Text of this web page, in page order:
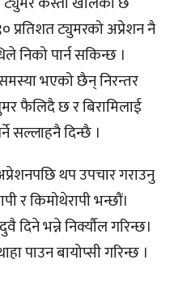
प्रतिशत ट्युमरको अप्रेशन नै
निको पार्न सकिन्छ ।
भएको छैन् निरन्तर
फैलिदै छ र बिरामिलाई
सल्लाहनै दिन्छै ।
थप उपचार गराउनु
र किमोथेरापी भन्छौं।
भन्ने निर्क्यौल गरिन्छ।
पाउन बायोप्सी गरिन्छ ।